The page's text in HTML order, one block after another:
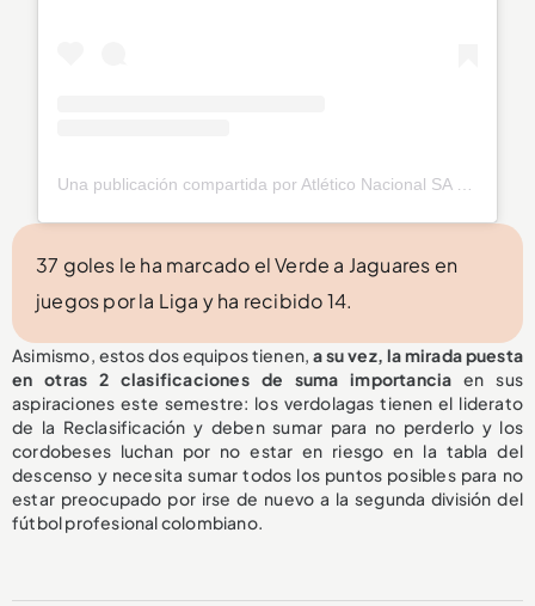
37 goles le ha marcado el Verde a Jaguares en
juegos por la Liga y ha recibido 14.
Asimismo, estos dos equipos tienen, a su vez, la mirada puesta
en otras 2 clasificaciones de suma importancia en sus
aspiraciones este semestre: los verdolagas tienen el liderato
de la Reclasificación y deben sumar para no perderlo y los
cordobeses luchan por no estar en riesgo en la tabla del
descenso y necesita sumar todos los puntos posibles para no
estar preocupado por irse de nuevo a la segunda división del
fútbol profesional colombiano.